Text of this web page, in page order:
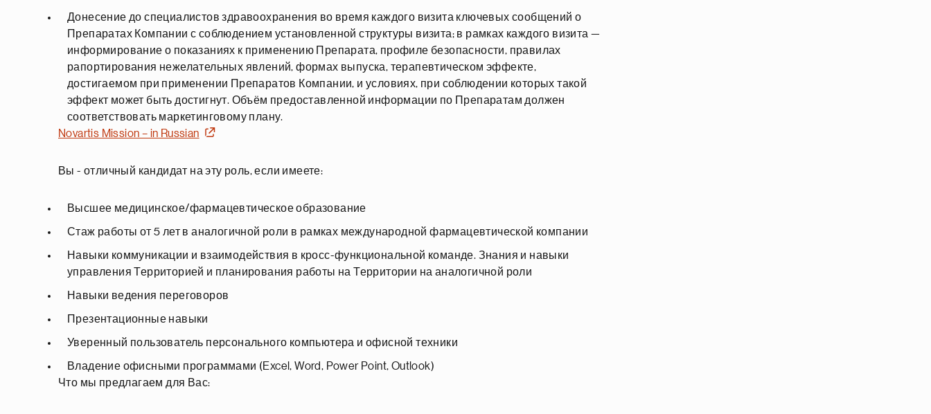
Донесение до специалистов здравоохранения во время каждого визита ключевых сообщений о
Препаратах Компании с соблюдением установленной структуры визита; в рамках каждого визита —
информирование о показаниях к применению Препарата, профиле безопасности, правилах
рапортирования нежелательных явлений, формах выпуска, терапевтическом эффекте,
достигаемом при применении Препаратов Компании, и условиях, при соблюдении которых такой
эффект может быть достигнут. Объём предоставленной информации по Препаратам должен
соответствовать маркетинговому плану.
Novartis Mission – in Russian
Вы - отличный кандидат на эту роль, если имеете:
Высшее медицинское/фармацевтическое образование
Стаж работы от 5 лет в аналогичной роли в рамках международной фармацевтической компании
Навыки коммуникации и взаимодействия в кросс-функциональной команде. Знания и навыки
управления Территорией и планирования работы на Территории на аналогичной роли
Навыки ведения переговоров
Презентационные навыки
Уверенный пользователь персонального компьютера и офисной техники
Владение офисными программами (Excel, Word, Power Point, Outlook)
Что мы предлагаем для Вас: